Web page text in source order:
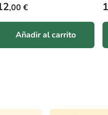
habitual
,90 €
Añadir al carrito